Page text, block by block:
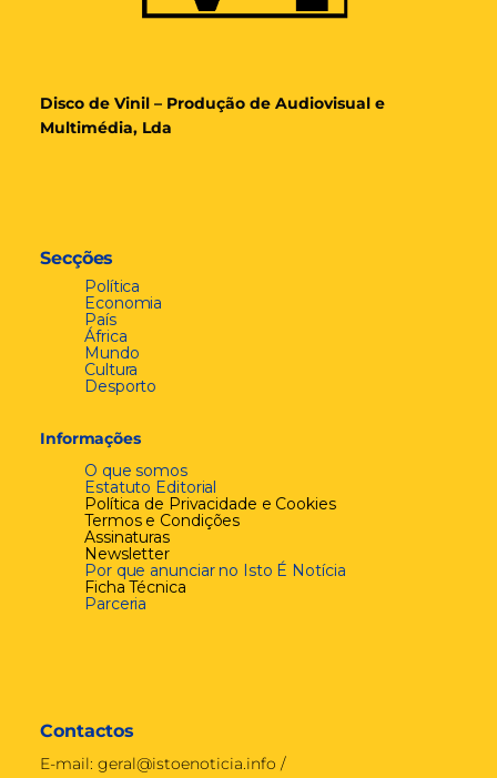
Disco de Vinil – Produção de Audiovisual e
Multimédia, Lda
Secções
Política
Economia
País
África
Mundo
Cultura
Desporto
Informações
O que somos
Estatuto Editorial
Política de Privacidade e Cookies
Termos e Condições
Assinaturas
Newsletter
Por que anunciar no Isto É Notícia
Ficha Técnica
Parceria
Contactos
E-mail: geral@istoenoticia.info /